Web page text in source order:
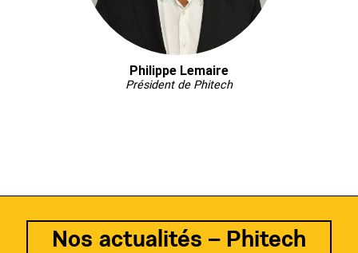
Philippe Lemaire
Président de Phitech
Nos actualités – Phitech